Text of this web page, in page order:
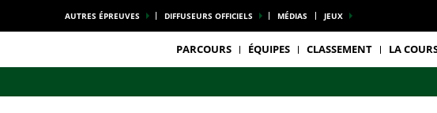
AUTRES ÉPREUVES DIFFUSEURS OFFICIELS MÉDIAS JEUX
PARCOURS ÉQUIPES CLASSEMENT LA